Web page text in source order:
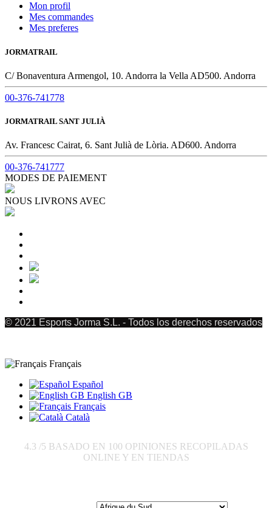
Mon profil
Mes commandes
Mes preferes
JORMATRAIL
C/ Bonaventura Armengol, 10. Andorra la Vella AD500. Andorra
00-376-741778
JORMATRAIL SANT JULIÀ
Av. Francesc Cairat, 6. Sant Julià de Lòria. AD600. Andorra
00-376-741777
MODES DE PAIEMENT
NOUS LIVRONS AVEC
© 2021 Esports Jorma S.L. - Todos los derechos reservados
Français
Español
English GB
Français
Català
4.3 /5 BASADO EN 100 OPINIONES RECOPILADAS
ONLINE Y EN TIENDAS